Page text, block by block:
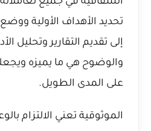
تحديد الأهداف الأولية
إلى تقديم التقارير وتحليل
والوضوح هي ما يميزه
على المدى الطويل.
الموثوقية تعني الالتزام